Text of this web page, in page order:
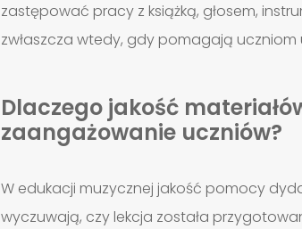
zastępować pracy z książką, głosem,
zwłaszcza wtedy, gdy pomagają uczniom
Dlaczego jakość
zaangażowanie uczniów?
W edukacji muzycznej jakość pomocy
wyczuwają, czy lekcja została